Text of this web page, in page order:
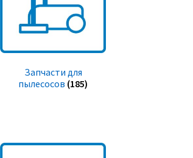
Запчасти для
пылесосов (185)